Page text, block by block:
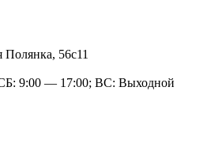
56с11
9:00 — 17:00; ВС: Выходной